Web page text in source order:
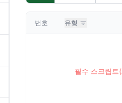
번호 유형
필수 스크립트